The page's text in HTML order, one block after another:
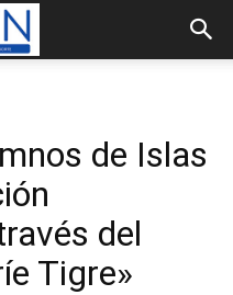
de Islas
del
Tigre»